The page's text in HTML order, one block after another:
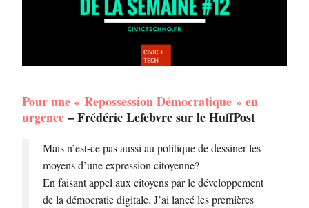
Pour une « Repossession Démocratique » en
urgence– Frédéric Lefebvre sur le HuffPost
Mais n’est-ce pas aussi au politique de dessiner les
moyens d’une expression citoyenne?
En faisant appel aux citoyens par le développement
de la démocratie digitale. J’ai lancé les premières